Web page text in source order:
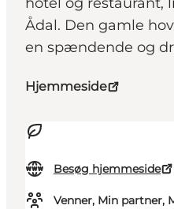
hotel og restaurant,
Ådal. Den gamle
en spændende og
Hjemmeside
Besøg hjemmeside
Venner, Min partner,